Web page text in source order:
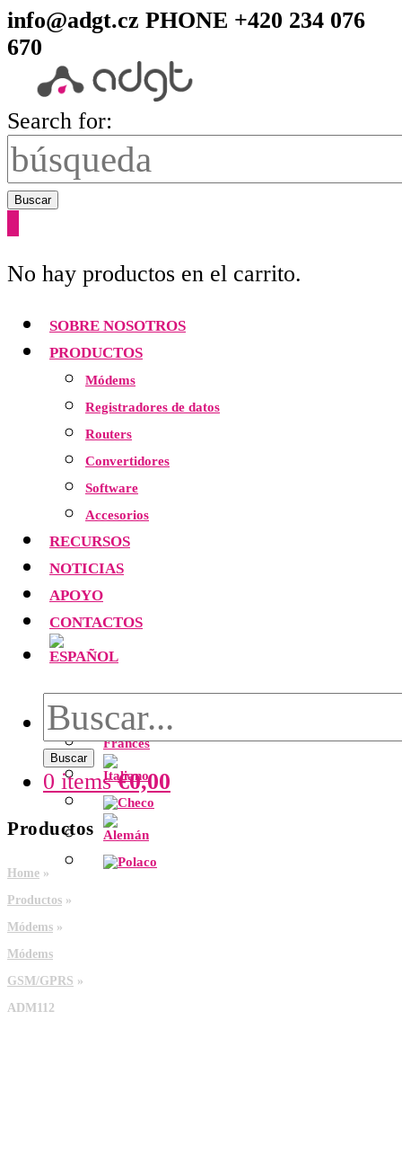
info@adgt.cz PHONE +420 234 076
670
Search for:
Buscar
No hay productos en el carrito.
SOBRE NOSOTROS
PRODUCTOS
Módems
Registradores de datos
Routers
Convertidores
Software
Accesorios
RECURSOS
NOTICIAS
APOYO
CONTACTOS
Buscar
0 items€0,00
Productos
Home »
Productos »
Módems »
Módems
GSM/GPRS »
ADM112